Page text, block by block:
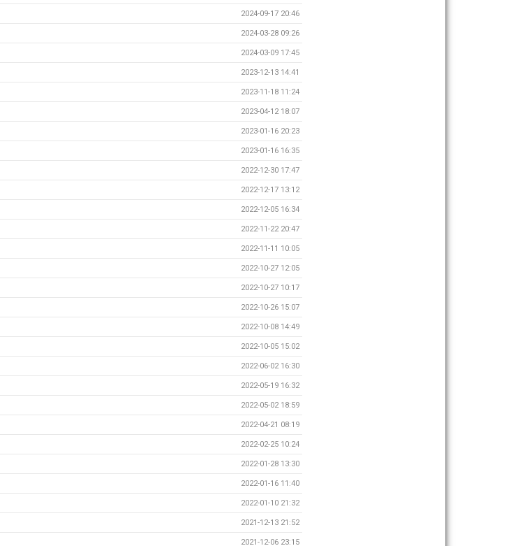
2024-09-17 20:46
2024-03-28 09:26
2024-03-09 17:45
2023-12-13 14:41
2023-11-18 11:24
2023-04-12 18:07
2023-01-16 20:23
2023-01-16 16:35
2022-12-30 17:47
2022-12-17 13:12
2022-12-05 16:34
2022-11-22 20:47
2022-11-11 10:05
2022-10-27 12:05
2022-10-27 10:17
2022-10-26 15:07
2022-10-08 14:49
2022-10-05 15:02
2022-06-02 16:30
2022-05-19 16:32
2022-05-02 18:59
2022-04-21 08:19
2022-02-25 10:24
2022-01-28 13:30
2022-01-16 11:40
2022-01-10 21:32
2021-12-13 21:52
2021-12-06 23:15